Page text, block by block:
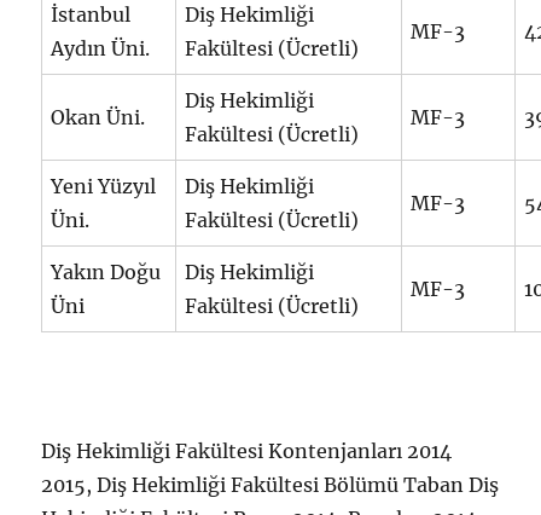
İstanbul
Aydın Üni.
Diş Hekimliği
Fakültesi (Ücretli)
MF-3
Okan Üni.
Diş Hekimliği
Fakültesi (Ücretli)
MF-3
Yeni Yüzyıl
Üni.
Diş Hekimliği
Fakültesi (Ücretli)
MF-3
Yakın Doğu
Üni
Diş Hekimliği
Fakültesi (Ücretli)
MF-3
Diş Hekimliği Fakültesi Kontenjanları 2014
2015, Diş Hekimliği Fakültesi Bölümü Taban Diş